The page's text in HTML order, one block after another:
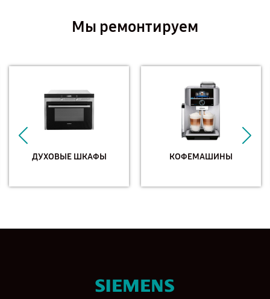
Мы ремонтируем
ДУХОВЫЕ ШКАФЫ КОФЕМАШИНЫ